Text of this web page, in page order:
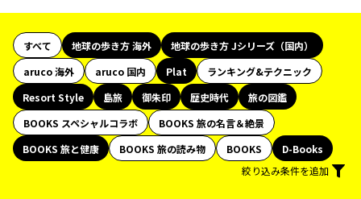
すべて 地球の歩き方 海外
地球の歩き方 Jシリーズ（国内）
aruco 海外
aruco 国内 Plat
ランキング&テクニック
Resort Style
島旅 御朱印 歴史時代
旅の図鑑
BOOKS スペシャルコラボ
BOOKS 旅の名言＆絶景
BOOKS 旅と健康
BOOKS 旅の読み物 BOOKS
D-Books
絞り込み条件を追加